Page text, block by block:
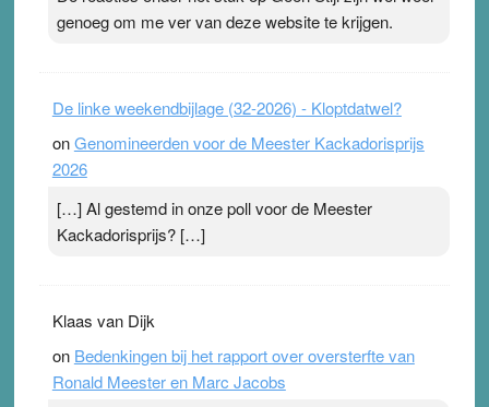
ademen’ kan goud waard zijn. Door…Lees meer
Pleisterplakkers in de topspsort ›[...]
genoeg om me ver van deze website te krijgen.
De linke weekendbijlage (32-2026) - Kloptdatwel?
onGenomineerden voor de Meester Kackadorisprijs
2026
[…] Al gestemd in onze poll voor de Meester
Kackadorisprijs? […]
Klaas van Dijk
on Bedenkingen bij het rapport over oversterfte van
Ronald Meester en Marc Jacobs